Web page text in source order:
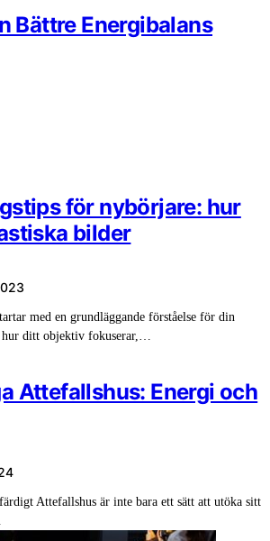
Bättre Energibalans
för nybörjare: hur
bilder
med en grundläggande förståelse för din
hur ditt objektiv fokuserar,…
Attefallshus: Energi och
Attefallshus är inte bara ett sätt att utöka sitt